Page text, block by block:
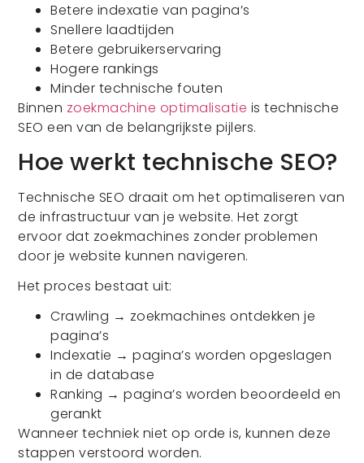
Betere indexatie van pagina’s
Snellere laadtijden
Betere gebruikerservaring
Hogere rankings
Minder technische fouten
Binnen zoekmachine optimalisatie is technische
SEO een van de belangrijkste pijlers.
Hoe werkt technische SEO?
Technische SEO draait om het optimaliseren van
de infrastructuur van je website. Het zorgt
ervoor dat zoekmachines zonder problemen
door je website kunnen navigeren.
Het proces bestaat uit:
Crawling → zoekmachines ontdekken je
pagina’s
Indexatie → pagina’s worden opgeslagen
in de database
Ranking → pagina’s worden beoordeeld en
gerankt
Wanneer techniek niet op orde is, kunnen deze
stappen verstoord worden.